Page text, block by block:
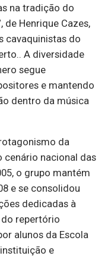
na tradição do
de Henrique Cazes,
cavaquinistas do
A diversidade
segue
e mantendo
dentro da música
da
cenário nacional das
o grupo mantém
e se consolidou
dedicadas à
repertório
alunos da Escola
e